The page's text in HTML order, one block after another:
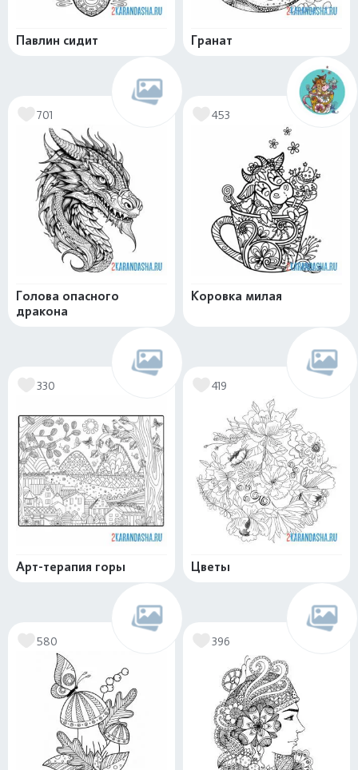
Павлин сидит Гранат
701
Голова опасного
дракона
453
Коровка милая
330
Арт-терапия горы
419
Цветы
580 396